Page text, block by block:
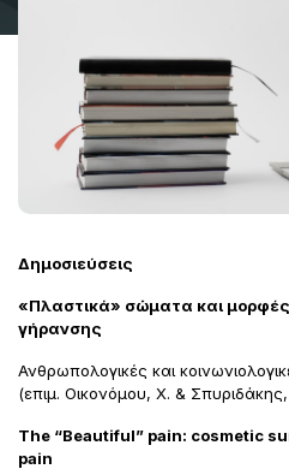
Δημοσιεύσεις
«Πλαστικά» σώματα και
γήρανσης
Ανθρωπολογικές και
(επιμ. Οικονόμου, Χ. &
The “Beautiful” pain: cosmetic
pain